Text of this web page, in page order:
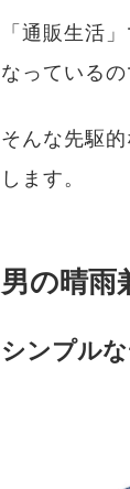
「通販生活
なっている
そんな先駆
します。
男の晴雨
シンプル